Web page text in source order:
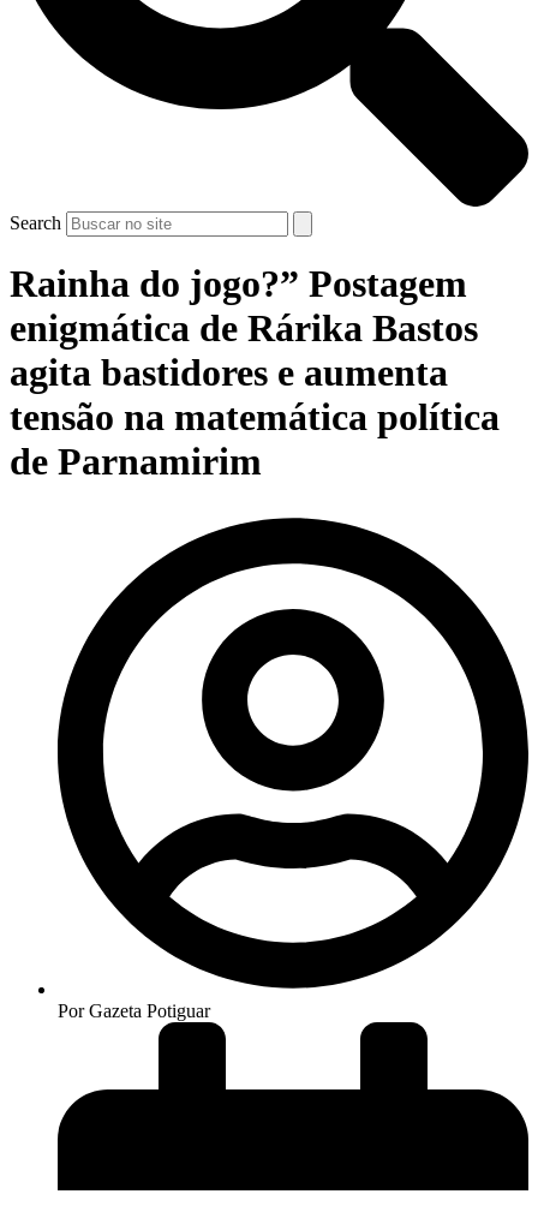
Search
Rainha do jogo?” Postagem
enigmática de Rárika Bastos
agita bastidores e aumenta
tensão na matemática política
de Parnamirim
PorGazeta Potiguar